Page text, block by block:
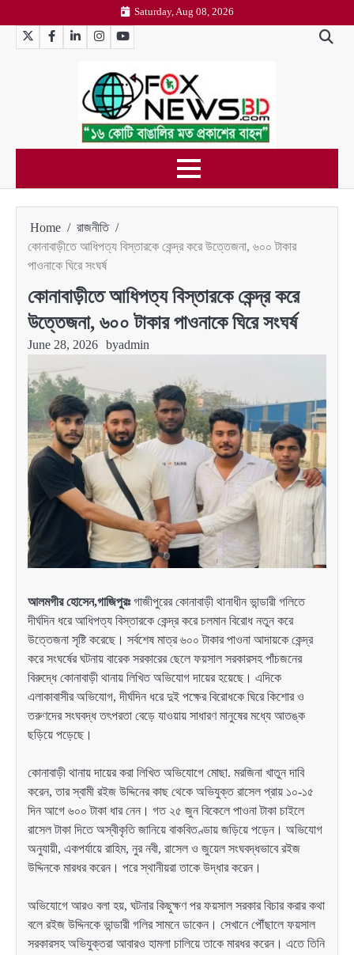
to
content
Saturday, Aug 08, 2026
TwitterFacebookLinkedInInstagramYouTube
Home
রাজনীতি
কোনাবাড়ীতে আধিপত্য বিস্তারকে কেন্দ্র করে উত্তেজনা, ৬০০ টাকার
পাওনাকে ঘিরে সংঘর্ষ
কোনাবাড়ীতে আধিপত্য বিস্তারকে কেন্দ্র করে
উত্তেজনা, ৬০০ টাকার পাওনাকে ঘিরে সংঘর্ষ
June 28, 2026 byadmin
আলমগীর হোসেন,গাজিপুরঃগাজীপুরের কোনাবাড়ী থানাধীন ভান্ডারী গলিতে
দীর্ঘদিন ধরে আধিপত্য বিস্তারকে কেন্দ্র করে চলমান বিরোধ নতুন করে
উত্তেজনা সৃষ্টি করেছে। সর্বশেষ মাত্র ৬০০ টাকার পাওনা আদায়কে কেন্দ্র
করে সংঘর্ষের ঘটনায় বারেক সরকারের ছেলে ফয়সাল সরকারসহ পাঁচজনের
বিরুদ্ধে কোনাবাড়ী থানায় লিখিত অভিযোগ দায়ের হয়েছে। এদিকে
এলাকাবাসীর অভিযোগ, দীর্ঘদিন ধরে দুই পক্ষের বিরোধকে ঘিরে কিশোর ও
তরুণদের সংঘবদ্ধ তৎপরতা বেড়ে যাওয়ায় সাধারণ মানুষের মধ্যে আতঙ্ক
ছড়িয়ে পড়েছে।
কোনাবাড়ী থানায় দায়ের করা লিখিত অভিযোগে মোছা. মরজিনা খাতুন দাবি
করেন, তার স্বামী রইজ উদ্দিনের কাছ থেকে অভিযুক্ত রাসেল প্রায় ১০-১৫
দিন আগে ৬০০ টাকা ধার নেন। গত ২৫ জুন বিকেলে পাওনা টাকা চাইলে
রাসেল টাকা দিতে অস্বীকৃতি জানিয়ে বাকবিতণ্ডায় জড়িয়ে পড়েন। অভিযোগ
অনুযায়ী, একপর্যায়ে রাহিম, নুর নবী, রাসেল ও জুয়েল সংঘবদ্ধভাবে রইজ
উদ্দিনকে মারধর করেন। পরে স্থানীয়রা তাকে উদ্ধার করেন।
অভিযোগে আরও বলা হয়, ঘটনার কিছুক্ষণ পর ফয়সাল সরকার বিচার করার কথা
বলে রইজ উদ্দিনকে ভান্ডারী গলির সামনে ডাকেন। সেখানে পৌঁছালে ফয়সাল
সরকারসহ অভিযুক্তরা আবারও হামলা চালিয়ে তাকে মারধর করেন। এতে তিনি